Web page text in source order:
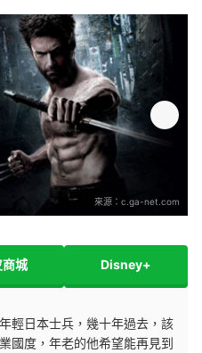
來源： c.ga-net.com
城 Disney+
輕日本士兵，幾十年過去，該
國度，年老的他希望能再見到